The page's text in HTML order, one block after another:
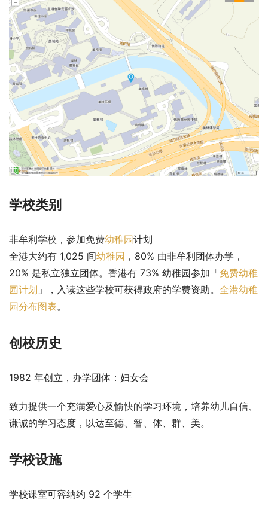
学校类别
非牟利学校，参加免费幼稚园计划
全港大约有 1,025 间幼稚园 ，80% 由非牟利团体办学，
20% 是私立独立团体。香港有 73% 幼稚园参加「免费幼稚
园计划 」，入读这些学校可获得政府的学费资助。 全港幼稚
园分布图表。
创校历史
1982 年创立，办学团体：妇女会
致力提供一个充满爱心及愉快的学习环境，培养幼儿自信、
谦诚的学习态度，以达至德、智、体、群、美。
学校设施
学校课室可容纳约 92 个学生